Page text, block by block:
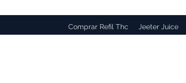
Comprar Refil Thc Jeeter Juice